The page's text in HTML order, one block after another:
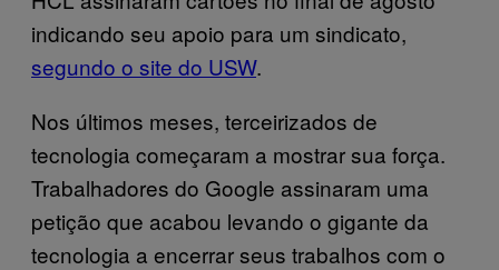
indicando seu apoio para um sindicato,
segundo o site do USW.
Nos últimos meses, terceirizados de
tecnologia começaram a mostrar sua força.
Trabalhadores do Google assinaram uma
petição que acabou levando o gigante da
tecnologia a encerrar seus trabalhos com o